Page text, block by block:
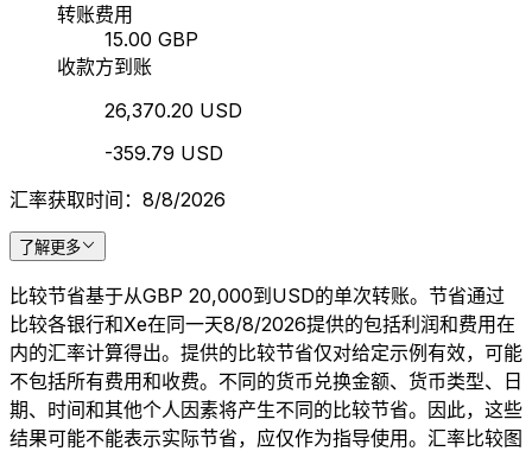
转账费用
15.00 GBP
收款方到账
26,370.20 USD
-359.79 USD
汇率获取时间：8/8/2026
了解更多
比较节省基于从GBP 20,000到USD的单次转账。节省通过
比较各银行和Xe在同一天8/8/2026提供的包括利润和费用在
内的汇率计算得出。提供的比较节省仅对给定示例有效，可能
不包括所有费用和收费。不同的货币兑换金额、货币类型、日
期、时间和其他个人因素将产生不同的比较节省。因此，这些
结果可能不能表示实际节省，应仅作为指导使用。汇率比较图